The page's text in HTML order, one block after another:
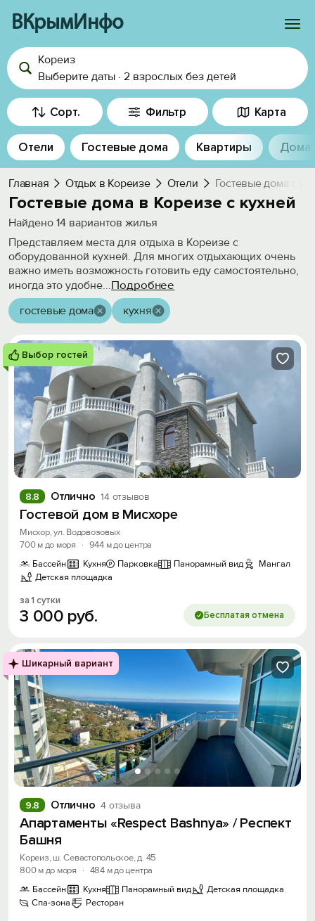
ВКрымИнфо
Войти
Избранное
История просмотра
Добавить свой объект
Кореиз
Выберите даты · 2 взрослых без детей
Сорт. Фильтр Карта
Отели Гостевые дома Квартиры Дома
Главная Отдых в Кореизе Отели Гостевые дома с
Гостевые дома в Кореизе с кухней
Найдено 14 вариантов жилья
Представляем места для отдыха в Кореизе с
оборудованной кухней. Для многих отдыхающих очень
важно иметь возможность готовить еду самостоятельно,
иногда это удобне...Подробнее
гостевые дома кухня
Выбор гостей
Отлично 14 отзывов
8.8
Гостевой дом в Мисхоре
Мисхор, ул. Водовозовых
700 м до моря
· 944 м до центра
Бассейн
Кухня Парковка Панорамный вид
Мангал
Детская площадка
за 1 сутки
3 000 руб. Бесплатая отмена
Шикарный вариант
Отлично 4 отзыва
9.8
Апартаменты «Respect Bashnya» / Респект
Башня
Кореиз, ш. Севастопольское, д. 45
800 м до моря
· 484 м до центра
Бассейн
Кухня Панорамный вид
Детская площадка
Спа-зона
Ресторан